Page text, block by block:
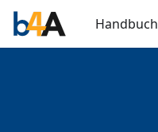
Handbuch